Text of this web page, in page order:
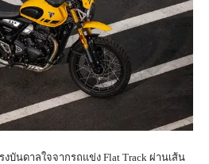
บันดาลใจจากรถแข่ง Flat Track ผ่านเส้น